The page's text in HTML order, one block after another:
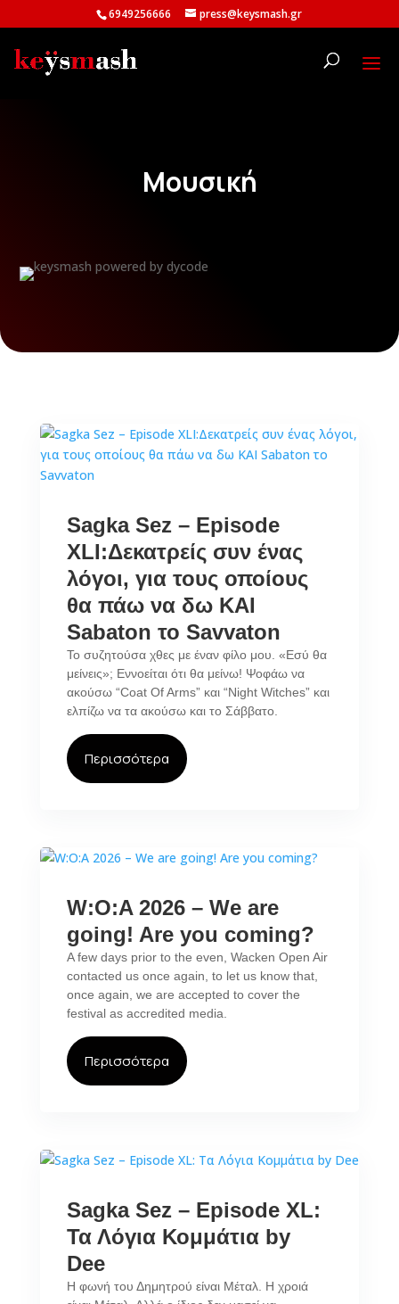
6949256666 press@keysmash.gr
Μουσική
Sagka Sez – Episode
XLI:Δεκατρείς συν ένας
λόγοι, για τους οποίους
θα πάω να δω ΚΑΙ
Sabaton το Savvaton
Το συζητούσα χθες με έναν φίλο μου. «Εσύ θα
μείνεις»; Εννοείται ότι θα μείνω! Ψοφάω να
ακούσω “Coat Of Arms” και “Night Witches” και
ελπίζω να τα ακούσω και το Σάββατο.
Περισσότερα
W:O:A 2026 – We are
going! Are you coming?
A few days prior to the even, Wacken Open Air
contacted us once again, to let us know that,
once again, we are accepted to cover the
festival as accredited media.
Περισσότερα
Sagka Sez – Episode XL:
Τα Λόγια Κομμάτια by
Dee
Η φωνή του Δημητρού είναι Μέταλ. Η χροιά